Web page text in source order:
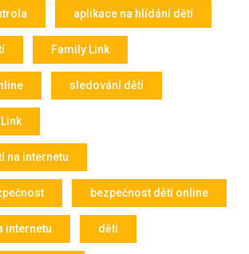
aplikace na hlídání dětí
Family Link
sledování dětí
na internetu
bezpečnost dětí online
internetu děti